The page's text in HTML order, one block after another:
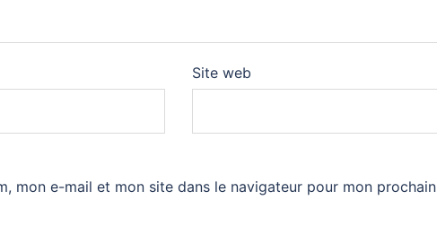
Site web
mon e-mail et mon site dans le navigateur pour mon prochain